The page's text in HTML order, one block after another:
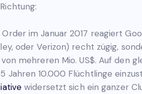
im Januar 2017 reagiert
oder Verizon) recht zügig,
mehreren Mio. US$. Auf
Jahren 10.000 Flüchtlinge
widersetzt sich ein ganzer